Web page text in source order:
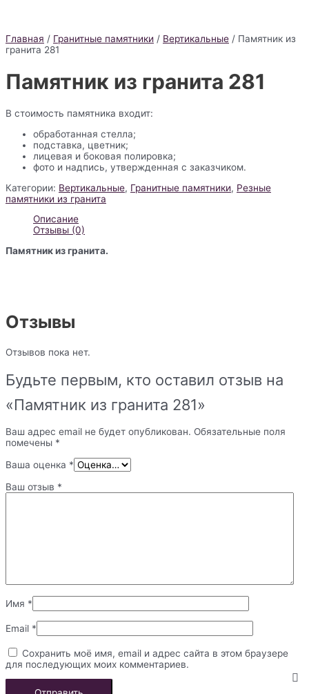
Главная / Гранитные памятники / Вертикальные / Памятник из
гранита 281
Памятник из гранита 281
В стоимость памятника входит:
обработанная стелла;
подставка, цветник;
лицевая и боковая полировка;
фото и надпись, утвержденная с заказчиком.
Категории: Вертикальные, Гранитные памятники, Резные
памятники из гранита
Описание
Отзывы (0)
Памятник из гранита.
Отзывы
Отзывов пока нет.
Будьте первым, кто оставил отзыв на
«Памятник из гранита 281»
Ваш адрес email не будет опубликован. Обязательные поля
помечены *
Ваша оценка *
Ваш отзыв *
Имя *
Email *
Сохранить моё имя, email и адрес сайта в этом браузере
для последующих моих комментариев.